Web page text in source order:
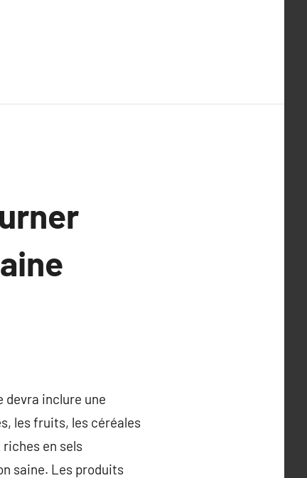
devra inclure une
les fruits, les céréales
en sels
saine. Les produits